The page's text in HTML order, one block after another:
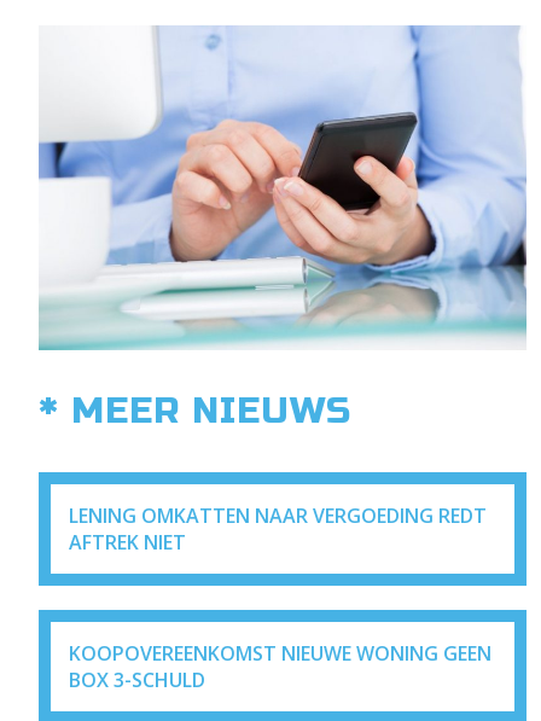
* MEER NIEUWS
LENING OMKATTEN NAAR VERGOEDING REDT
AFTREK NIET
KOOPOVEREENKOMST NIEUWE WONING GEEN
BOX 3-SCHULD